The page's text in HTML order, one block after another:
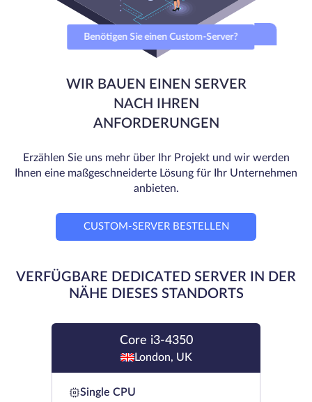
Benötigen Sie einen Custom-Server?
WIR BAUEN EINEN SERVER
NACH IHREN
ANFORDERUNGEN
Erzählen Sie uns mehr über Ihr Projekt und wir werden
Ihnen eine maßgeschneiderte Lösung für Ihr Unternehmen
anbieten.
CUSTOM-SERVER BESTELLEN
VERFÜGBARE DEDICATED SERVER IN DER
NÄHE DIESES STANDORTS
Core i3-4350
London, UK
Single CPU